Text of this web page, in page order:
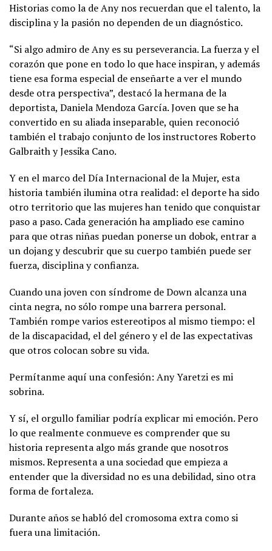
Historias como la de Any nos recuerdan que el talento, la
disciplina y la pasión no dependen de un diagnóstico.
“Si algo admiro de Any es su perseverancia. La fuerza y el
corazón que pone en todo lo que hace inspiran, y además
tiene esa forma especial de enseñarte a ver el mundo
desde otra perspectiva”, destacó la hermana de la
deportista, Daniela Mendoza García. Joven que se ha
convertido en su aliada inseparable, quien reconoció
también el trabajo conjunto de los instructores Roberto
Galbraith y Jessika Cano.
Y en el marco del Día Internacional de la Mujer, esta
historia también ilumina otra realidad: el deporte ha sido
otro territorio que las mujeres han tenido que conquistar
paso a paso. Cada generación ha ampliado ese camino
para que otras niñas puedan ponerse un dobok, entrar a
un dojang y descubrir que su cuerpo también puede ser
fuerza, disciplina y confianza.
Cuando una joven con síndrome de Down alcanza una
cinta negra, no sólo rompe una barrera personal.
También rompe varios estereotipos al mismo tiempo: el
de la discapacidad, el del género y el de las expectativas
que otros colocan sobre su vida.
Permítanme aquí una confesión: Any Yaretzi es mi
sobrina.
Y sí, el orgullo familiar podría explicar mi emoción. Pero
lo que realmente conmueve es comprender que su
historia representa algo más grande que nosotros
mismos. Representa a una sociedad que empieza a
entender que la diversidad no es una debilidad, sino otra
forma de fortaleza.
Durante años se habló del cromosoma extra como si
fuera una limitación.